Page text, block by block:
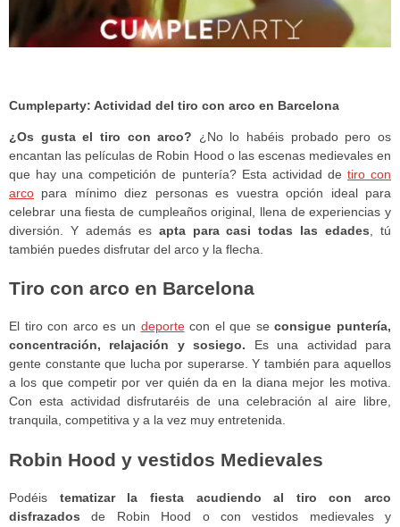
Cumpleparty: Actividad del tiro con arco en Barcelona
¿Os gusta el tiro con arco? ¿No lo habéis probado pero os
encantan las películas de Robin Hood o las escenas medievales en
que hay una competición de puntería? Esta actividad de tiro con
arco para mínimo diez personas es vuestra opción ideal para
celebrar una fiesta de cumpleaños original, llena de experiencias y
diversión. Y además esapta para casi todas las edades , tú
también puedes disfrutar del arco y la flecha.
Tiro con arco en Barcelona
El tiro con arco es un deportecon el que seconsigue puntería,
concentración, relajación y sosiego. Es una actividad para
gente constante que lucha por superarse. Y también para aquellos
a los que competir por ver quién da en la diana mejor les motiva.
Con esta actividad disfrutaréis de una celebración al aire libre,
tranquila, competitiva y a la vez muy entretenida.
Robin Hood y vestidos Medievales
Podéis tematizar la fiesta acudiendo al tiro con arco
disfrazados de Robin Hood o con vestidos medievales y